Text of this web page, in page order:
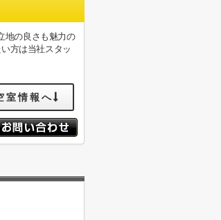
地の良さも魅力の
方は当社スタッ
室情報へ